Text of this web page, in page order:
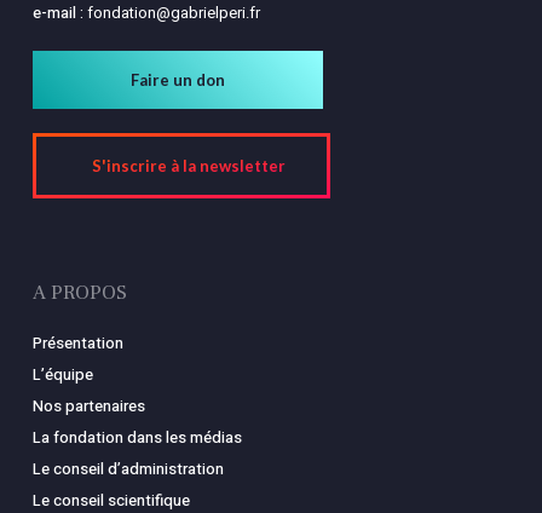
e-mail : fondation@gabrielperi.fr
Faire un don
S'inscrire à la newsletter
A PROPOS
Présentation
L’équipe
Nos partenaires
La fondation dans les médias
Le conseil d’administration
Le conseil scientifique